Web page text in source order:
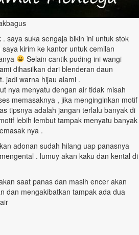
saya suka sengaja bikin ini untuk stok
kirim ke kantor untuk cemilan
Selain cantik puding ini wangi
dihasilkan dari blenderan daun
jadi warna hijau alami .
nya menyatu dengan air tidak misah
memasaknya , jika menginginkan motif
tipsnya adalah jangan terlalu banyak di
lebih lembut tampak menyatu banyak
nya .
adonan sudah hilang uap panasnya
. lumuy akan kaku dan kental di
saat panas dan masih encer akan
dan mengakibatkan tampak ada dua